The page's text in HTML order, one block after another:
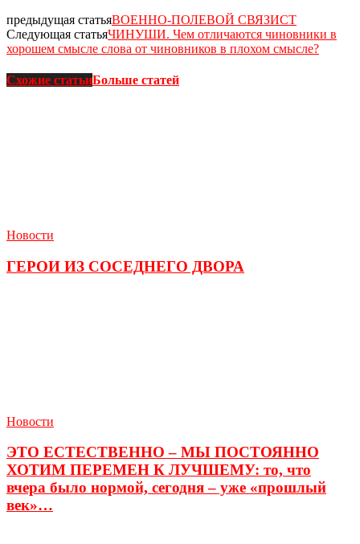
предыдущая статьяВОЕННО-ПОЛЕВОЙ СВЯЗИСТ
Следующая статьяЧИНУШИ. Чем отличаются чиновники в
хорошем смысле слова от чиновников в плохом смысле?
Схожие статьиБольше статей
Новости
ГЕРОИ ИЗ СОСЕДНЕГО ДВОРА
Новости
ЭТО ЕСТЕСТВЕННО – МЫ ПОСТОЯННО
ХОТИМ ПЕРЕМЕН К ЛУЧШЕМУ: то, что
вчера было нормой, сегодня – уже «прошлый
век»…